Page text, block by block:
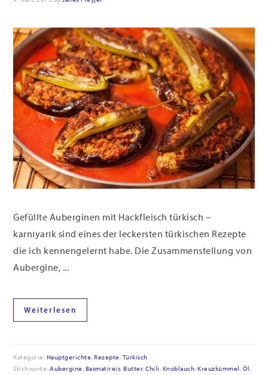
Gefüllte Auberginen mit Hackfleisch türkisch –
karnıyarık sind eines der leckersten türkischen Rezepte
die ich kennengelernt habe. Die Zusammenstellung von
Aubergine, ...
Weiterlesen
Kategorie: Hauptgerichte,Rezepte, Türkisch
Stichworte:Aubergine, Basmatireis,Butter,Chili, Knoblauch,Kreuzkümmel, Öl,